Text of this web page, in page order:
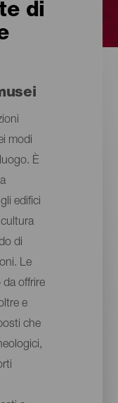
di
modi
È
edifici
di
Le
da offrire
e
che